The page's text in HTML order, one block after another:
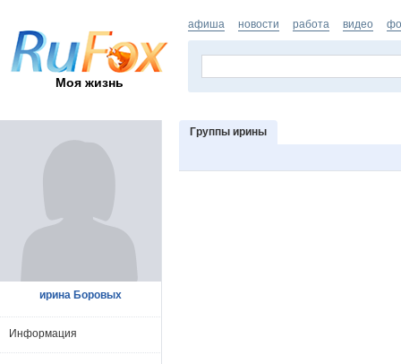
Моя жизнь
афиша новости работа видео
Группы ирины
ирина Боровых
Информация